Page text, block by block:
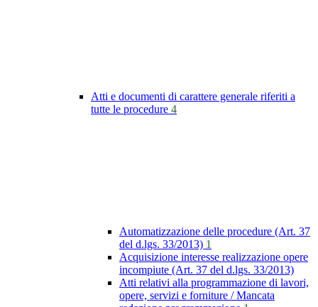
Atti e documenti di carattere generale riferiti a
tutte le procedure 4
Automatizzazione delle procedure (Art. 37
del d.lgs. 33/2013) 1
Acquisizione interesse realizzazione opere
incompiute (Art. 37 del d.lgs. 33/2013)
Atti relativi alla programmazione di lavori,
opere, servizi e forniture / Mancata